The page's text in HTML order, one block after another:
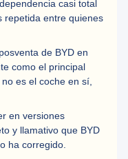
casi total
repetida entre quienes
de BYD en
como el principal
es el coche en sí,
en versiones
y llamativo que BYD
ha corregido.